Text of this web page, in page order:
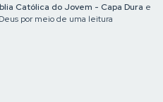
Católica do Jovem - Capa Dura e
por meio de uma leitura